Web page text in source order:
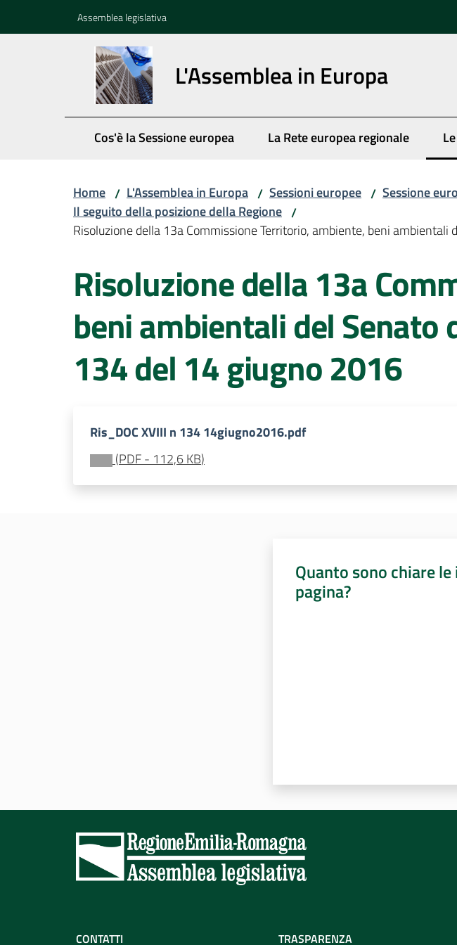
Assemblea legislativa
L'Assemblea in Europa
Cos'è la Sessione europea La Rete europea regionale
Home / L'Assemblea in Europa / Sessioni europee / Sessione
Il seguito della posizione della Regione /
Risoluzione della 13a Commissione Territorio, ambiente, beni
Risoluzione della 13a
beni ambientali del Senato
134 del 14 giugno 2016
Ris_DOC XVIII n 134 14giugno2016.pdf
(PDF- 112,6 KB)
Quanto sono chiare
pagina?
CONTATTI TRASPARENZA